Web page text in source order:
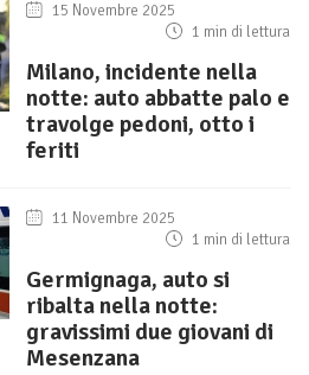
15 Novembre 2025
1 min di lettura
Milano, incidente nella
notte: auto abbatte palo e
travolge pedoni, otto i
feriti
11 Novembre 2025
1 min di lettura
Germignaga, auto si
ribalta nella notte:
gravissimi due giovani di
Mesenzana